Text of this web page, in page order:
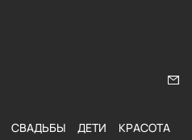
СВАДЬБЫ ДЕТИ КРАСОТА